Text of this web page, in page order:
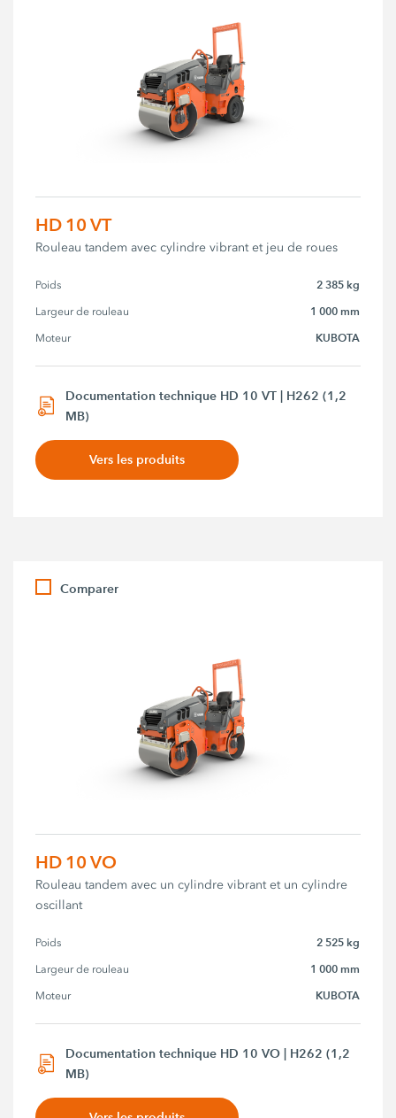
HD 10 VT
Rouleau tandem avec cylindre vibrant et jeu de roues
Poids 2 385 kg
Largeur de rouleau 1 000 mm
Moteur KUBOTA
Documentation technique HD 10 VT | H262 (1,2
MB)
Vers les produits
Comparer
HD 10 VO
Rouleau tandem avec un cylindre vibrant et un cylindre
oscillant
Poids 2 525 kg
Largeur de rouleau 1 000 mm
Moteur KUBOTA
Documentation technique HD 10 VO | H262 (1,2
MB)